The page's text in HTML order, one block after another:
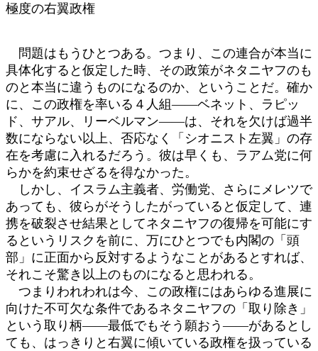
極度の右翼政権
問題はもうひとつある。つまり、この連合が本当に
具体化すると仮定した時、その政策がネタニヤフのも
のと本当に違うものになるのか、ということだ。確か
に、この政権を率いる４人組――ベネット、ラピッ
ド、サアル、リーベルマン――は、それを欠けば過半
数にならない以上、否応なく「シオニスト左翼」の存
在を考慮に入れるだろう。彼は早くも、ラアム党に何
らかを約束せざるを得なかった。
しかし、イスラム主義者、労働党、さらにメレツで
あっても、彼らがそうしたがっていると仮定して、連
携を破裂させ結果としてネタニヤフの復帰を可能にす
るというリスクを前に、万にひとつでも内閣の「頭
部」に正面から反対するようなことがあるとすれば、
それこそ驚き以上のものになると思われる。
つまりわれわれは今、この政権にはあらゆる進展に
向けた不可欠な条件であるネタニヤフの「取り除き」
という取り柄――最低でもそう願おう――があるとし
ても、はっきりと右翼に傾いている政権を扱っている